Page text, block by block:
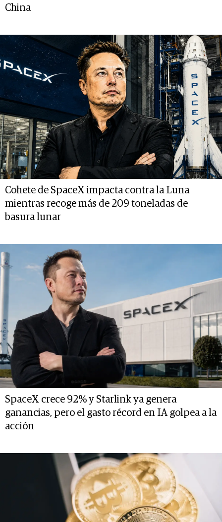
China
Cohete de SpaceX impacta contra la Luna
mientras recoge más de 209 toneladas de
basura lunar
SpaceX crece 92% y Starlink ya genera
ganancias, pero el gasto récord en IA golpea a la
acción